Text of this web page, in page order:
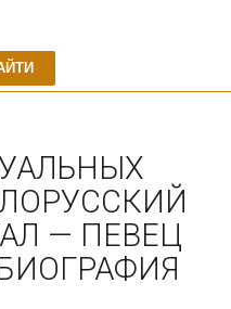
— ПЕВЕЦ